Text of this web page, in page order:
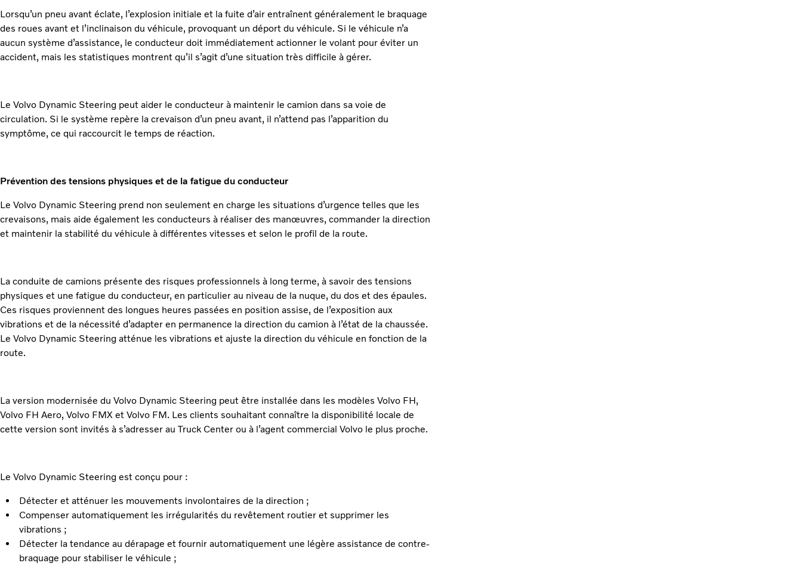
Lorsqu’un pneu avant éclate, l’explosion initiale et la fuite d’air entraînent généralement le braquage
des roues avant et l’inclinaison du véhicule, provoquant un déport du véhicule. Si le véhicule n’a
aucun système d’assistance, le conducteur doit immédiatement actionner le volant pour éviter un
accident, mais les statistiques montrent qu’il s’agit d’une situation très difficile à gérer.
Le Volvo Dynamic Steering peut aider le conducteur à maintenir le camion dans sa voie de
circulation. Si le système repère la crevaison d’un pneu avant, il n’attend pas l’apparition du
symptôme, ce qui raccourcit le temps de réaction.
Prévention des tensions physiques et de la fatigue du conducteur
Le Volvo Dynamic Steering prend non seulement en charge les situations d’urgence telles que les
crevaisons, mais aide également les conducteurs à réaliser des manœuvres, commander la direction
et maintenir la stabilité du véhicule à différentes vitesses et selon le profil de la route.
La conduite de camions présente des risques professionnels à long terme, à savoir des tensions
physiques et une fatigue du conducteur, en particulier au niveau de la nuque, du dos et des épaules.
Ces risques proviennent des longues heures passées en position assise, de l’exposition aux
vibrations et de la nécessité d’adapter en permanence la direction du camion à l’état de la chaussée.
Le Volvo Dynamic Steering atténue les vibrations et ajuste la direction du véhicule en fonction de la
route.
La version modernisée du Volvo Dynamic Steering peut être installée dans les modèles Volvo FH,
Volvo FH Aero, Volvo FMX et Volvo FM. Les clients souhaitant connaître la disponibilité locale de
cette version sont invités à s’adresser au Truck Center ou à l’agent commercial Volvo le plus proche.
Le Volvo Dynamic Steering est conçu pour :
Détecter et atténuer les mouvements involontaires de la direction ;
Compenser automatiquement les irrégularités du revêtement routier et supprimer les
vibrations ;
Détecter la tendance au dérapage et fournir automatiquement une légère assistance de contre-
braquage pour stabiliser le véhicule ;